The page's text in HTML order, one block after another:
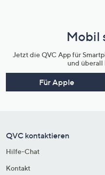
Mobil
Jetzt die QVC App für
und überall
Für Apple
QVC kontaktieren
Hilfe-Chat
Kontakt